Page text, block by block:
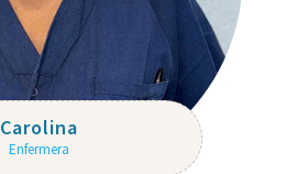
Carolina
Enfermera